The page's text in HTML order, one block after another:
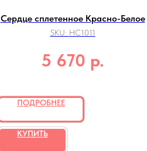
Сердце сплетенное Красно-Белое
SKU: НС1011
5 670 р.
ПОДРОБНЕЕ
КУПИТЬ